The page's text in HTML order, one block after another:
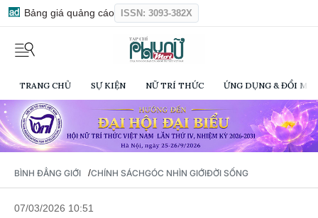
Bảng giá quảng cáo ISSN: 3093-382X
TRANG CHỦ SỰ KIỆN NỮ TRÍ THỨC ỨNG DỤNG & ĐỔI
BÌNH ĐẲNG GIỚI /CHÍNH SÁCHGÓC NHÌN GIỚIĐỜI SỐNG
07/03/2026 10:51